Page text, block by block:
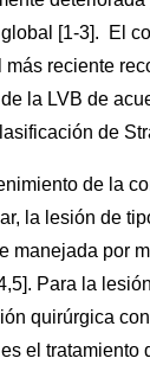
global [1-3]. El
más reciente
la LVB de
de
de la
la lesión de
manejada por
Para la
quirúrgica
el tratamiento